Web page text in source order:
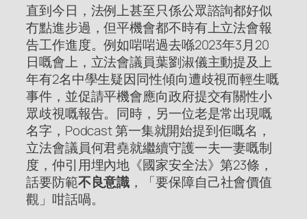
直到今日，法例上甚至只係公眾諮詢都好似
冇點進步過，但平機會都不時有上立法會報
告工作進度。例如啱啱過去喺2023年3月20
日嘅會上，立法會議員葉劉淑儀主動提及上
年有2名中學生疑因同性傾向遭歧視而輕生嘅
事件，並促請平機會應向政府提交有關性小
眾歧視嘅報告。同時，另一位老是常出現嘅
名字，Podcast 第一集就開始提到佢嘅名，
立法會議員何君堯就繼續守護一夫一妻嘅制
度，仲引用埋內地《國家安全法》第23條，
話要防範不良意識 ，「要保障自己社會價值
觀」咁話喎。